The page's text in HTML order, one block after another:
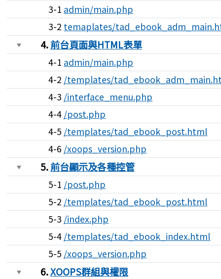
3-1 admin/main.php
3-2 temaplates/
4.前台頁面與HTML表單
4-1 admin/main.php
4-2 /templates/
4-3 /interface_menu.php
4-4 /post.php
4-5 /templates/tad_ebook_post.html
4-6 /xoops_version.php
5.前台顯示及各種控管
5-1 /post.php
5-2 /templates/tad_ebook_post.html
5-3 /index.php
5-4 /templates/tad_ebook_index.html
5-5 /xoops_version.php
6.XOOPS群組與權限